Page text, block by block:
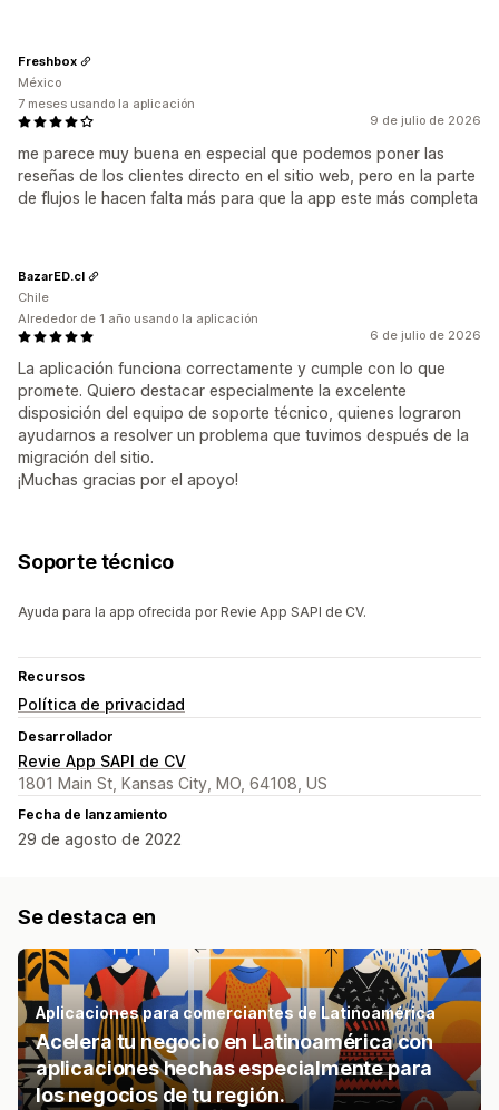
9 de julio de 2026
me parece muy buena en especial que podemos poner las
reseñas de los clientes directo en el sitio web, pero en la parte
de flujos le hacen falta más para que la app este más completa
Freshbox
México
7 meses usando la aplicación
6 de julio de 2026
La aplicación funciona correctamente y cumple con lo que
promete. Quiero destacar especialmente la excelente
disposición del equipo de soporte técnico, quienes lograron
ayudarnos a resolver un problema que tuvimos después de la
migración del sitio.
¡Muchas gracias por el apoyo!
BazarED.cl
Chile
Alrededor de 1 año usando la aplicación
Soporte técnico
Ayuda para la app ofrecida por Revie App SAPI de CV.
Recursos
Política de privacidad
Desarrollador
Revie App SAPI de CV
1801 Main St, Kansas City, MO, 64108, US
Fecha de lanzamiento
29 de agosto de 2022
Se destaca en
Aplicaciones para comerciantes de Latinoamérica
Acelera tu negocio en Latinoamérica con
aplicaciones hechas especialmente para
los negocios de tu región.